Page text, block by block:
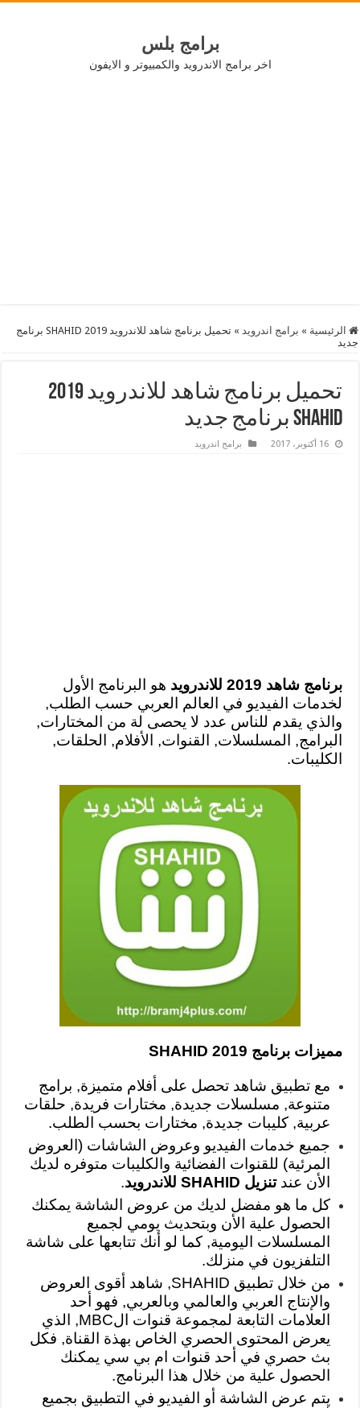
برامج بلس
اخر برامج الاندرويد والكمبيوتر و الايفون
الرئيسية » برامج اندرويد »
تحميل برنامج شاهد للاندرويد 2019 SHAHID برنامج
جديد
تحميل برنامج شاهد للاندرويد 2019
SHAHID برنامج جديد
16 أكتوبر، 2017 برامج اندرويد
برنامج شاهد 2019 للاندرويد
هو البرنامج الأول
لخدمات الفيديو في العالم العربي حسب الطلب,
والذي يقدم للناس عدد لا يحصى لة من المختارات,
البرامج, المسلسلات, القنوات, الأفلام, الحلقات,
الكليبات.
مميزات برنامج SHAHID 2019
مع تطبيق شاهد تحصل على أفلام متميزة, برامج
متنوعة, مسلسلات جديدة, مختارات فريدة, حلقات
عربية, كليبات جديدة, مختارات بحسب الطلب.
جميع خدمات الفيديو وعروض الشاشات (العروض
المرئية) للقنوات الفضائية والكليبات متوفره لديك
الأن عندتنزيل SHAHID للاندرويد
.
كل ما هو مفضل لديك من عروض الشاشة يمكنك
الحصول علية الأن وبتحديث يومي لجميع
المسلسلات اليومية, كما لو أنك تتابعها على شاشة
التلفزيون في منزلك.
من خلال تطبيق SHAHID, شاهد أقوى العروض
والإنتاج العربي والعالمي وبالعربي, فهو أحد
العلامات التابعة لمجموعة قنوات الMBC, الذي
يعرض المحتوى الحصري الخاص بهذة القناة, فكل
بث حصري في أحد قنوات ام بي سي يمكنك
الحصول علية من خلال هذا البرنامج.
يتم عرض الشاشة أو الفيديو في التطبيق بجميع